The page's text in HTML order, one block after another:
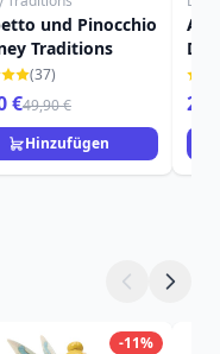
und Pinocchio
Traditions
(37)
€49,90 €
Hinzufügen
-11%